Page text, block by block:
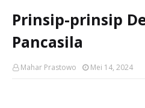
Prinsip-prinsip
Pancasila
Mahar Prastowo Mei 14, 2024